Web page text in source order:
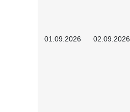
01.09.2026 02.09.2026